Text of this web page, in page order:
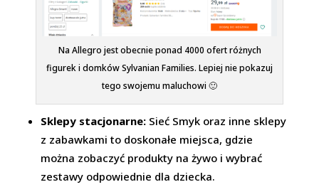
Na Allegro jest obecnie ponad 4000 ofert różnych
figurek i domków Sylvanian Families. Lepiej nie pokazuj
tego swojemu maluchowi 🙂
Sklepy stacjonarne: Sieć Smyk oraz inne sklepy
z zabawkami to doskonałe miejsca, gdzie
można zobaczyć produkty na żywo i wybrać
zestawy odpowiednie dla dziecka.